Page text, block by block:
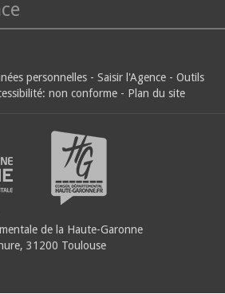
personnelles - Saisir l'Agence - Outils
non conforme - Plan du site
de la Haute-Garonne
31200 Toulouse